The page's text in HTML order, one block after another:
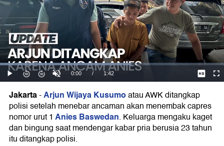
Jakarta-Arjun Wijaya Kusumoatau AWK ditangkap
polisi setelah menebar ancaman akan menembak capres
nomor urut 1 Anies Baswedan. Keluarga mengaku kaget
dan bingung saat mendengar kabar pria berusia 23 tahun
itu ditangkap polisi.